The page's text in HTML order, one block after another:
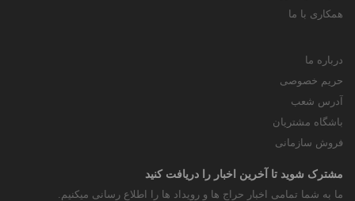
همکاری با ما
درباره ما
حریم خصوصی
آدرس شعب
باشگاه مشتریان
فروش سازمانی
مشترک شوید تا آخرین اخبار را دریافت کنید
ما به شما تمامی اخبار حراج ها و رویداد ها را اطلاع رسانی میکنیم.